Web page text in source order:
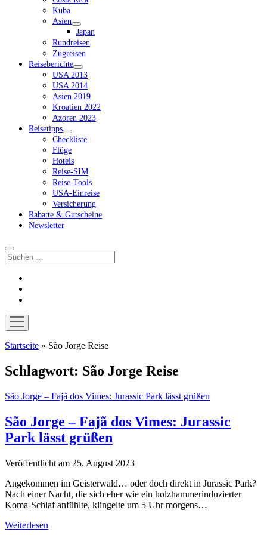
Kuba
Asien
Dropdown-
Menü
öffnen
Japan
Rundreisen
Zugreisen
Reiseberichte
Dropdown-
Menü
öffnen
USA 2013
USA 2014
Asien 2019
Kroatien 2022
Azoren 2023
Reisetipps
Dropdown-
Menü
öffnen
Checkliste
Flüge
Hotels
Reise-SIM
Reise-Tools
USA-Einreise
Versicherung
Rabatte & Gutscheine
Newsletter
Suchen
Menü
öffnen
Startseite » São Jorge Reise
Schlagwort: São Jorge Reise
São Jorge – Fajã dos Vimes: Jurassic Park lässt grüßen
São Jorge – Fajã dos Vimes: Jurassic
Park lässt grüßen
Veröffentlicht am 25. August 2023
Angekommen im Geisterwald… oder doch direkt in Jurassic Park?
Nach einer Nacht, die sich eher wie ein holzhammerinduzierter
Koma-Schlaf anfühlte, klingelte um 5 Uhr morgens…
Weiterlesen